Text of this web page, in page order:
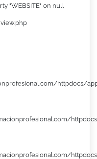
"WEBSITE" on null
httpdocs/